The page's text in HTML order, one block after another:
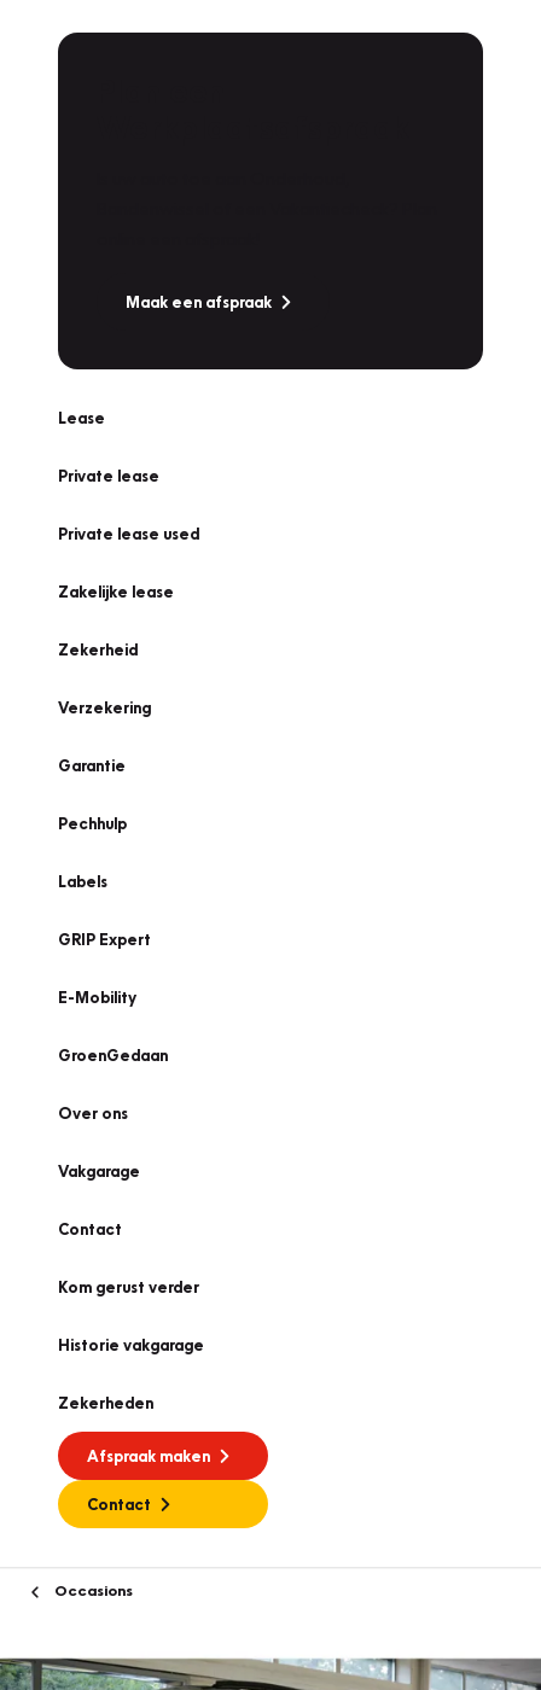
Maak een afspraak
Lease
Private lease
Private lease used
Zakelijke lease
Zekerheid
Verzekering
Garantie
Pechhulp
Labels
GRIP Expert
E-Mobility
GroenGedaan
Over ons
Vakgarage
Contact
Kom gerust verder
Historie vakgarage
Zekerheden
Afspraak maken
Contact
Occasions